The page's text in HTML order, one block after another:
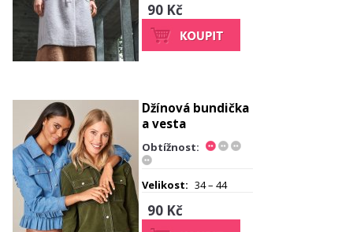
90 Kč
Džínová bundička
a vesta
Obtížnost:
Velikost: 34 – 44
90 Kč